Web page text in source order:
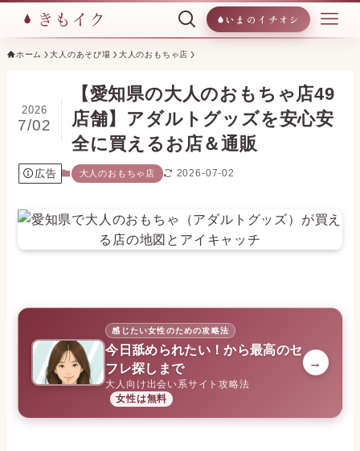
いまのイチオシ
ホーム 大人のあそび場 大人のおもちゃ店
【愛知県の大人のおもちゃ店49
店舗】アダルトグッズを安心安
全に買えるお店＆通販
2026
7/02
広告 大人のおもちゃ店 2026-07-02
感じたい女性のための攻略法
今日舐められたい！から最高のセ
フレ探しまで
大人向け出会い系サイト攻略法
女性は無料
→